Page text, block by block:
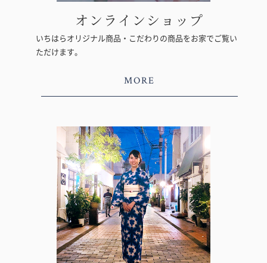
オンラインショップ
いちはらオリジナル商品・こだわりの商品をお家でご覧い
ただけます。
MORE